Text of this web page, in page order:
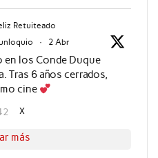
Retuiteado
· 2 Abr
los Conde Duque
Tras 6 años cerrados,
cine
X
más